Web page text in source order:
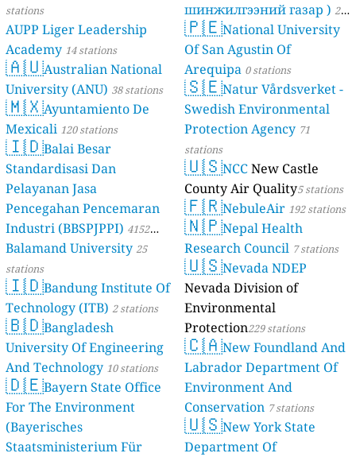
stations
AUPP Liger Leadership
Academy 14 stations
🇦🇺Australian National
University (ANU) 38 stations
🇲🇽Ayuntamiento De
Mexicali 120 stations
🇮🇩Balai Besar
Standardisasi Dan
Pelayanan Jasa
Pencegahan Pencemaran
Industri (BBSPJPPI) 4152
stations
Balamand University25
stations
🇮🇩Bandung Institute Of
Technology (ITB) 2 stations
🇧🇩Bangladesh
University Of Engineering
And Technology 10 stations
🇩🇪Bayern State Office
For The Environment
(Bayerisches
Staatsministerium Für
шинжилгээний газар ) 21
stations
🇵🇪National University
Of San Agustin Of
Arequipa 0 stations
🇸🇪Natur Vårdsverket -
Swedish Environmental
Protection Agency 71
stations
🇺🇸NCCNew Castle
County Air Quality5 stations
🇫🇷NebuleAir 192 stations
🇳🇵Nepal Health
Research Council 7 stations
🇺🇸Nevada NDEP
Nevada Division of
Environmental
Protection229 stations
🇨🇦New Foundland And
Labrador Department Of
Environment And
Conservation 7 stations
🇺🇸New York State
Department Of